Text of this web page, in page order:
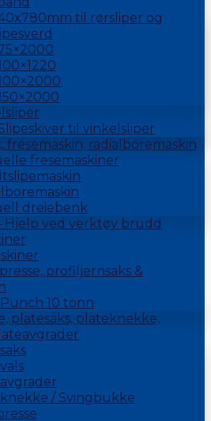
til rørsliper og
til vinkelsliper
fresemaskin, radialboremaskin
fresemaskiner
dreiebenk
Hjelp ved verktøy brudd
profiljernsaks &
10 tonn
platesaks, plateknekke,
/ Svingbukke